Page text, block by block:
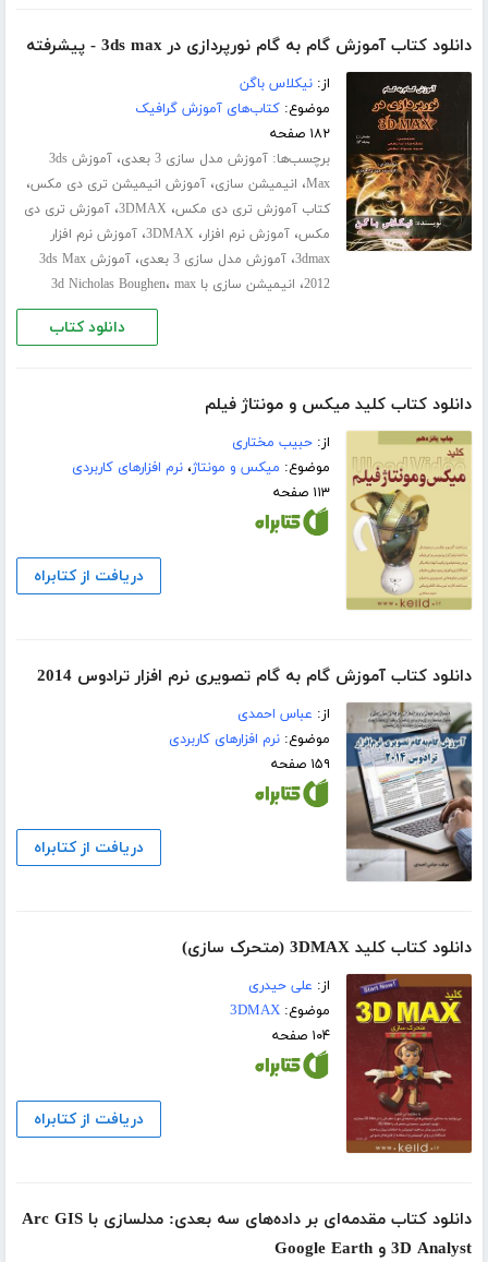
دانلود کتاب آموزش گام به گام نورپردازی در 3ds max - پیشرفته
از:نیکلاس باگن
موضوع:کتاب‌های آموزش گرافیک
۱۸۲ صفحه
برچسب‌ها:آموزش مدل سازی 3 بعدی ،
آموزش 3ds
Max، انیمیشن سازی،آموزش انیمیشن تری دی مکس،
کتاب آموزش تری دی مکس، 3DMAX،آموزش تری دی
مکس،آموزش نرم افزار، 3DMAX،آموزش نرم افزار
3dmax،آموزش مدل سازی 3 بعدی ،
آموزش 3ds Max
2012، انیمیشن سازی با 3d Nicholas Boughen ، max
دانلود کتاب
دانلود کتاب کلید میکس و مونتاژ فیلم
از:حبیب مختاری
موضوع: میکس و مونتاژ،نرم افزارهای کاربردی
۱۱۳ صفحه
دریافت از کتابراه
دانلود کتاب آموزش گام به گام تصویری نرم افزار ترادوس 2014
از: عباس احمدی
موضوع:نرم افزارهای کاربردی
۱۵۹ صفحه
دریافت از کتابراه
دانلود کتاب کلید 3DMAX (متحرک سازی)
از: علی حیدری
موضوع:3DMAX
۱۰۴ صفحه
دریافت از کتابراه
دانلود کتاب مقدمه‌ای بر داده‌های سه بعدی: مدلسازی با Arc GIS
3D Analyst و Google Earth